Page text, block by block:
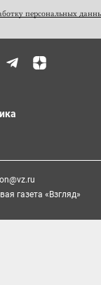
персональных
газета «Взгляд»